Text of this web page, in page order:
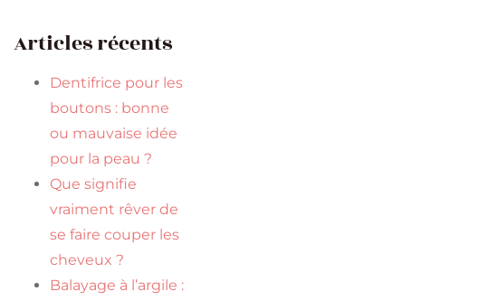
Articles récents
Dentifrice pour les
boutons : bonne
ou mauvaise idée
pour la peau ?
Que signifie
vraiment rêver de
se faire couper les
cheveux ?
Balayage à l’argile :